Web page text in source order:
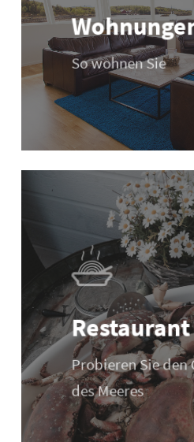
So wohnen Sie
Restaurant
Probieren Sie den
des Meeres